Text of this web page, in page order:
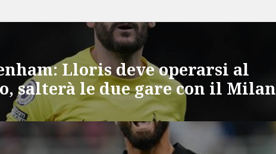
Lloris deve operarsi al
salterà le due gare con il Milan